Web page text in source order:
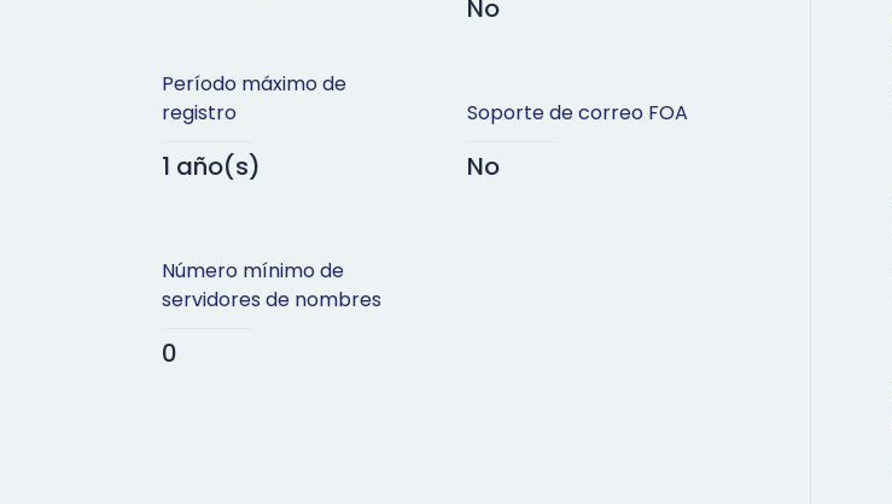
Período máximo de
registro
1 año(s)
Número mínimo de
servidores de nombres
0
No
Soporte de correo FOA
No